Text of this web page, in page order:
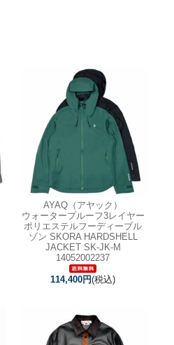
AYAQ（アヤック）
ウォータープルーフ3レイヤー
ポリエステルフーディーブル
ゾン SKORA HARDSHELL
JACKET SK-JK-M
14052002237
114,400円(税込)